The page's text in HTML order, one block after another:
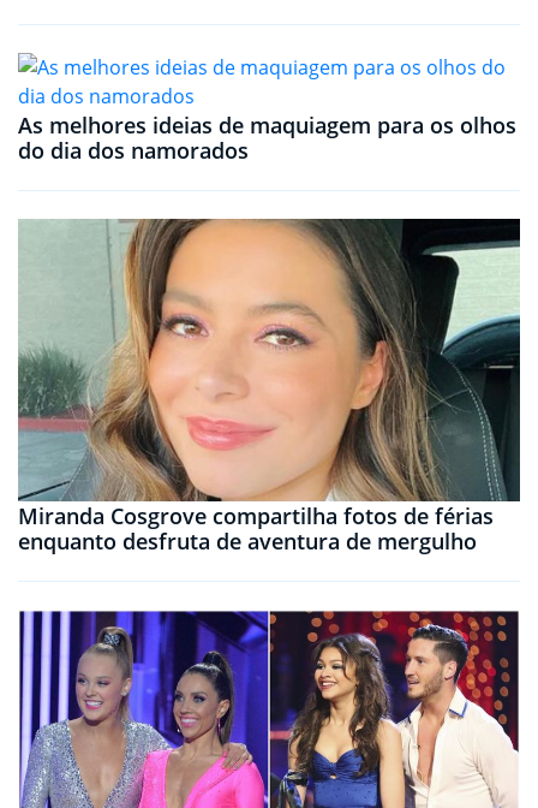
As melhores ideias de maquiagem para os olhos
do dia dos namorados
Miranda Cosgrove compartilha fotos de férias
enquanto desfruta de aventura de mergulho